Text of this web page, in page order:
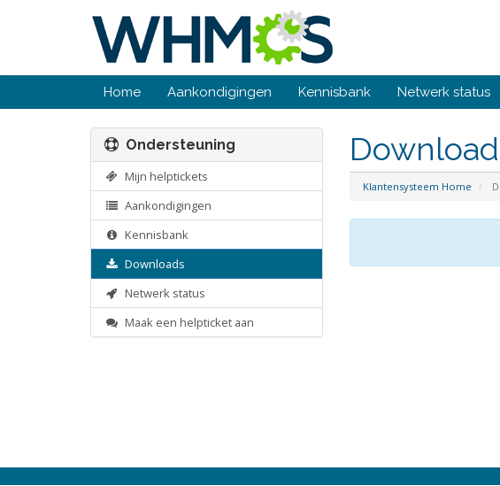
Home Aankondigingen Kennisbank Netwerk status
Klantensysteem Home
Ondersteuning
Mijn helptickets
Aankondigingen
Kennisbank
Downloads
Netwerk status
Maak een helpticket aan